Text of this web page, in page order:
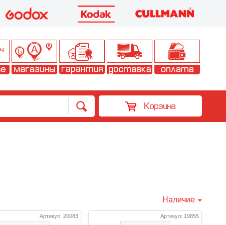
Корзина
Наличие
Артикул: 20083 Артикул: 19855